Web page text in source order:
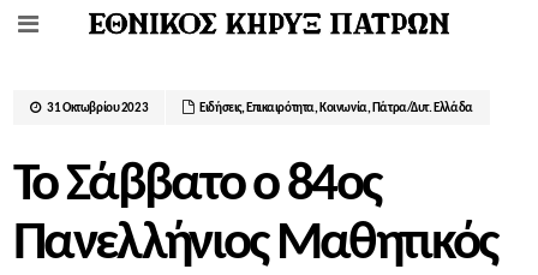
31 Οκτωβρίου 2023 Ειδήσεις, Επικαιρότητα, Κοινωνία, Πάτρα/Δυτ. Ελλάδα
Το Σάββατο ο 84ος
Πανελλήνιος Μαθητικός